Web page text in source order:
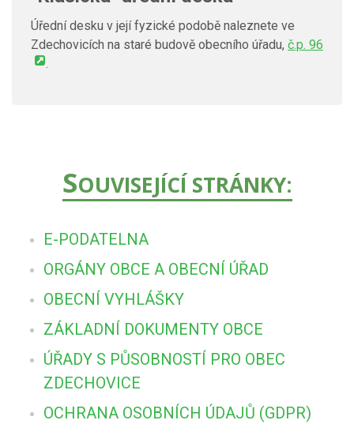
Úřední desku v její fyzické podobě naleznete ve
Zdechovicích na staré budově obecního úřadu, č.p. 96
.
SOUVISEJÍCÍ STRÁNKY:
E-PODATELNA
ORGÁNY OBCE A OBECNÍ ÚŘAD
OBECNÍ VYHLÁŠKY
ZÁKLADNÍ DOKUMENTY OBCE
ÚŘADY S PŮSOBNOSTÍ PRO OBEC
ZDECHOVICE
OCHRANA OSOBNÍCH ÚDAJŮ (GDPR)